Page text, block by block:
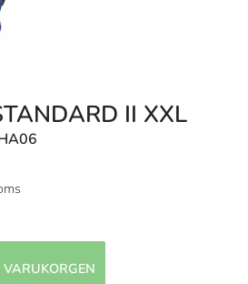
II XXL